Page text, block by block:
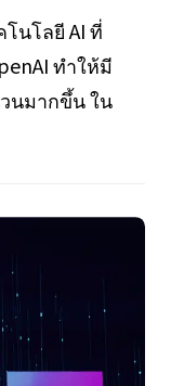
นโลยี AI ที่
ทำให้มี
นมากขึ้น ใน